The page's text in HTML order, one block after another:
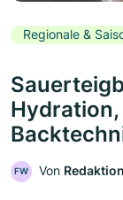
Regionale &
FW Von